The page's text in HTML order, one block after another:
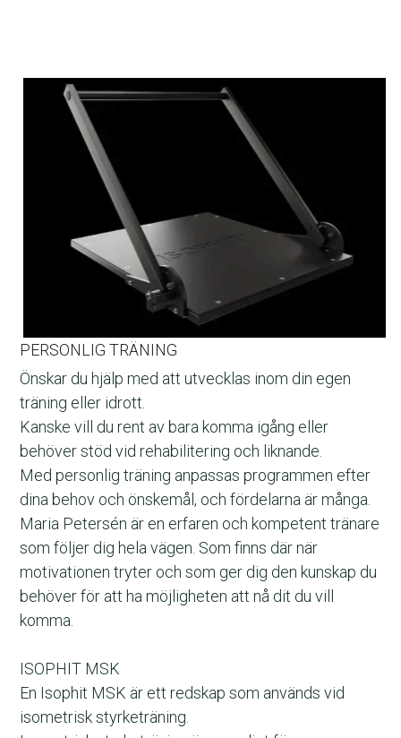
PERSON​LIG TRÄNING
Önskar du hjälp med att utvecklas inom din egen
träning eller idrott.
Kanske vill du rent av bara komma igång eller
behöver stöd vid rehabilitering och liknande.
Med personlig träning anpassas programmen efter
dina behov och önskemål, och fördelarna är många.
Maria Petersén är en erfaren och kompetent tränare
som följer dig hela vägen. Som finns där när
motivationen tryter och som ger dig den kunskap du
behöver för att ha möjligheten att nå dit du vill
komma.
ISOPHIT MSK
En Isophit MSK är ett redskap som används vid
isometrisk styrketräning.